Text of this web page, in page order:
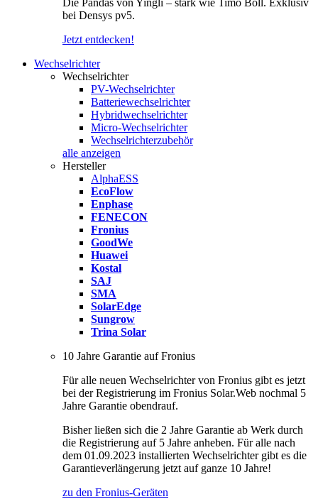
bei Densys pv5.
Jetzt entdecken!
Wechselrichter
Wechselrichter
PV-Wechselrichter
Batteriewechselrichter
Hybridwechselrichter
Micro-Wechselrichter
Wechselrichterzubehör
alle anzeigen
Hersteller
AlphaESS
EcoFlow
Enphase
FENECON
Fronius
GoodWe
Huawei
Kostal
SAJ
SMA
SolarEdge
Sungrow
Trina Solar
10 Jahre Garantie auf Fronius
Für alle neuen Wechselrichter von Fronius gibt es jetzt
bei der Registrierung im Fronius Solar.Web nochmal 5
Jahre Garantie obendrauf.
Bisher ließen sich die 2 Jahre Garantie ab Werk durch
die Registrierung auf 5 Jahre anheben. Für alle nach
dem 01.09.2023 installierten Wechselrichter gibt es die
Garantieverlängerung jetzt auf ganze 10 Jahre!
zu den Fronius-Geräten